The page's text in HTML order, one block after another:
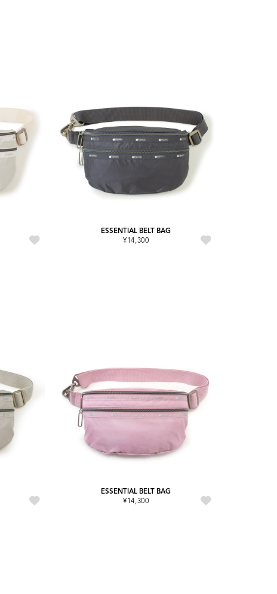
ESSENTIAL BELT BAG
¥14,300
ESSENTIAL BELT BAG
¥14,300